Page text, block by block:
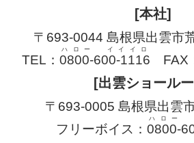
[本社]
〒693-0044 島根県
TEL： 0800-600-1116
ハロー イイイロ
FAX
[出雲ショール
〒693-0005 島根県出雲
フリーボイス： 0800-
ハロー